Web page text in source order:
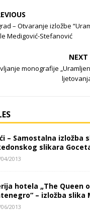
– Otvaranje izložbe
Medigović-Stefanović
NEXT
monografije
– Samostalna izložba
slikara
2013
hotela „The Queen
– izložba slika
2013